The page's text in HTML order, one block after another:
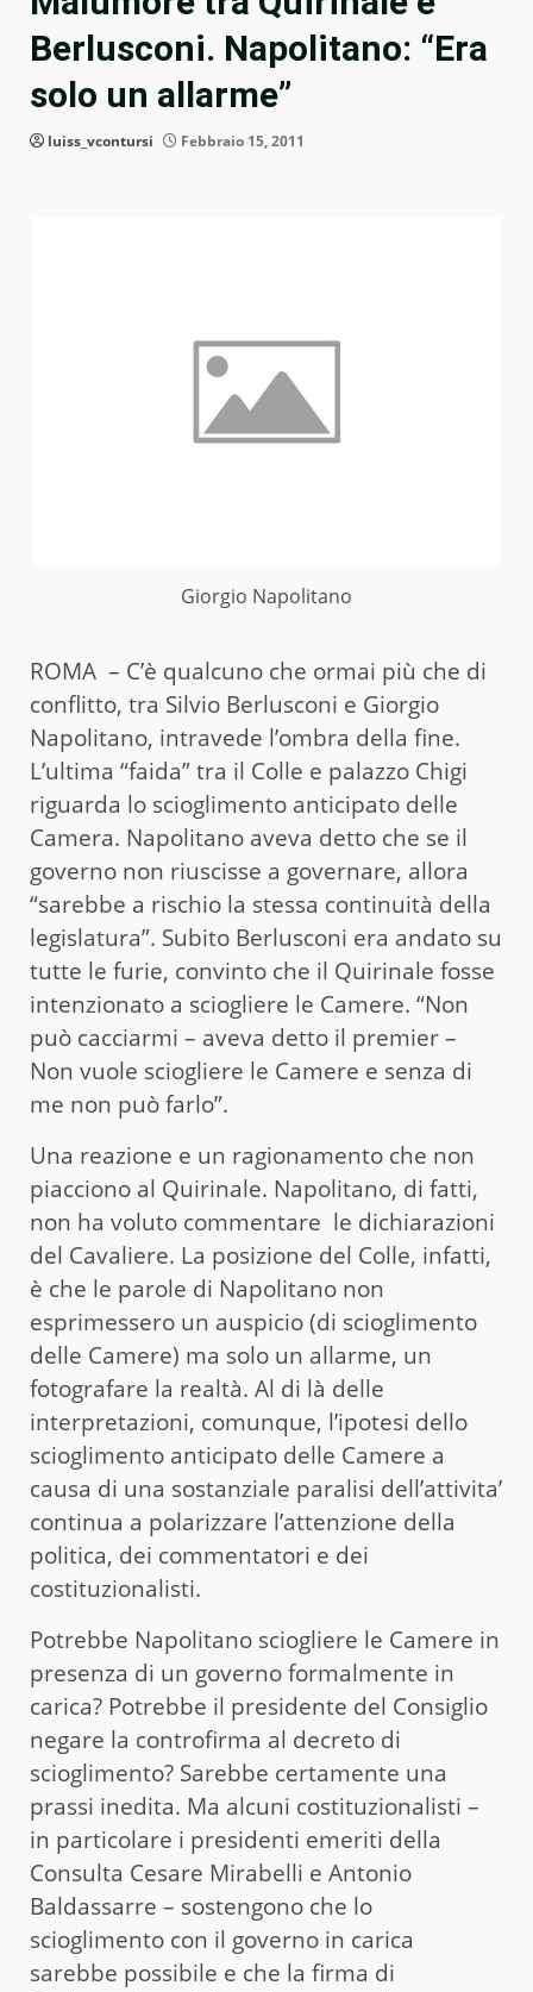
Berlusconi. Napolitano: “Era
solo un allarme”
luiss_vcontursi Febbraio 15, 2011
Giorgio Napolitano
ROMA – C’è qualcuno che ormai più che di
conflitto, tra Silvio Berlusconi e Giorgio
Napolitano, intravede l’ombra della fine.
L’ultima “faida” tra il Colle e palazzo Chigi
riguarda lo scioglimento anticipato delle
Camera. Napolitano aveva detto che se il
governo non riuscisse a governare, allora
“sarebbe a rischio la stessa continuità della
legislatura”. Subito Berlusconi era andato su
tutte le furie, convinto che il Quirinale fosse
intenzionato a sciogliere le Camere. “Non
può cacciarmi – aveva detto il premier –
Non vuole sciogliere le Camere e senza di
me non può farlo”.
Una reazione e un ragionamento che non
piacciono al Quirinale. Napolitano, di fatti,
non ha voluto commentare le dichiarazioni
del Cavaliere. La posizione del Colle, infatti,
è che le parole di Napolitano non
esprimessero un auspicio (di scioglimento
delle Camere) ma solo un allarme, un
fotografare la realtà. Al di là delle
interpretazioni, comunque, l’ipotesi dello
scioglimento anticipato delle Camere a
causa di una sostanziale paralisi dell’attivita’
continua a polarizzare l’attenzione della
politica, dei commentatori e dei
costituzionalisti.
Potrebbe Napolitano sciogliere le Camere in
presenza di un governo formalmente in
carica? Potrebbe il presidente del Consiglio
negare la controfirma al decreto di
scioglimento? Sarebbe certamente una
prassi inedita. Ma alcuni costituzionalisti –
in particolare i presidenti emeriti della
Consulta Cesare Mirabelli e Antonio
Baldassarre – sostengono che lo
scioglimento con il governo in carica
sarebbe possibile e che la firma di